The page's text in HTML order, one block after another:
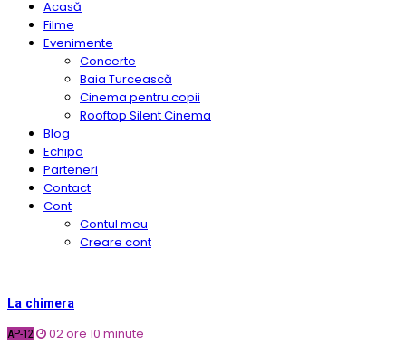
Acasă
Filme
Evenimente
Concerte
Baia Turcească
Cinema pentru copii
Rooftop Silent Cinema
Blog
Echipa
Parteneri
Contact
Cont
Contul meu
Creare cont
La chimera
AP-12
02 ore 10 minute